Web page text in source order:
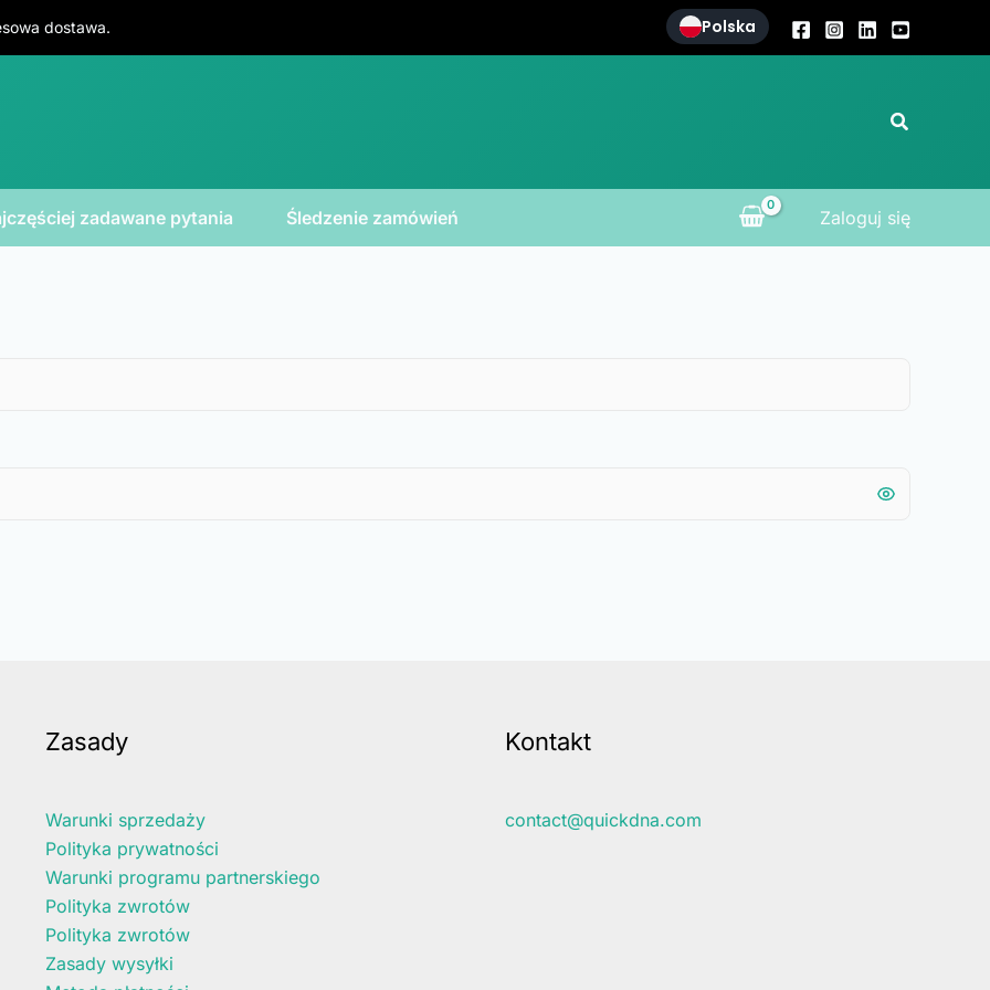
dostawa. Polska
Szukaj
zadawane pytania Śledzenie zamówień Zaloguj się
Zasady
Warunki sprzedaży
Polityka prywatności
Warunki programu partnerskiego
Polityka zwrotów
Polityka zwrotów
Zasady wysyłki
Kontakt
contact@quickdna.com